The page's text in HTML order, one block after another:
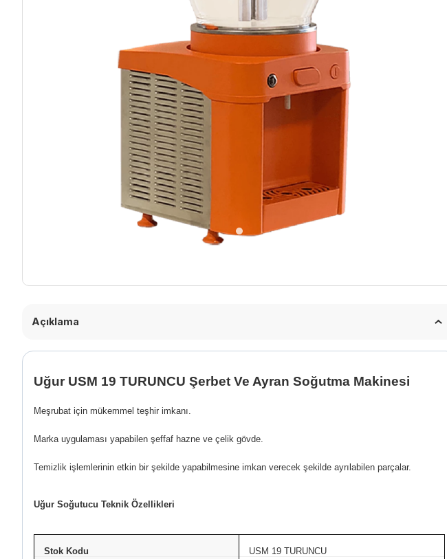
Açıklama
Uğur USM 19 TURUNCU Şerbet Ve Ayran Soğutma Makinesi
Meşrubat için mükemmel teşhir imkanı.
Marka uygulaması yapabilen şeffaf hazne ve çelik gövde.
Temizlik işlemlerinin etkin bir şekilde yapabilmesine imkan verecek şekilde ayrılabilen parçalar.
Uğur Soğutucu Teknik Özellikleri
Stok Kodu USM 19 TURUNCU